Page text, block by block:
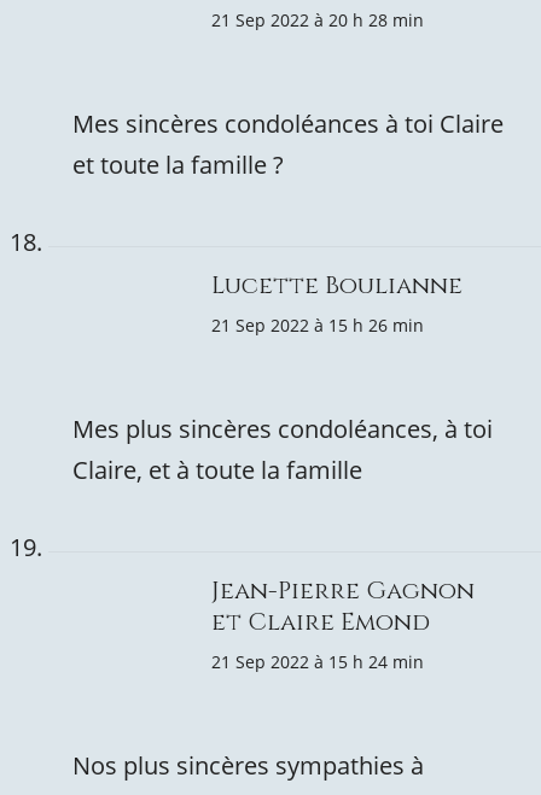
21 Sep 2022 à 20 h 28 min
Mes sincères condoléances à toi Claire
et toute la famille ?
Lucette Boulianne
21 Sep 2022 à 15 h 26 min
Mes plus sincères condoléances, à toi
Claire, et à toute la famille
Jean-Pierre Gagnon
et Claire Emond
21 Sep 2022 à 15 h 24 min
Nos plus sincères sympathies à